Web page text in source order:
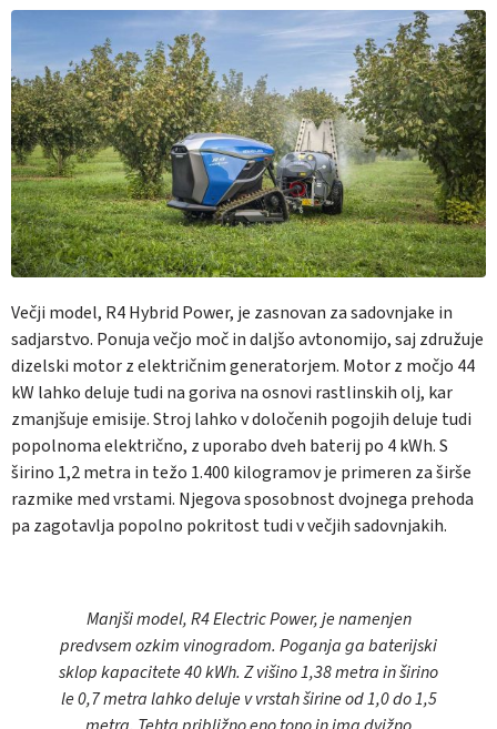
Večji model, R4 Hybrid Power, je zasnovan za sadovnjake in
sadjarstvo. Ponuja večjo moč in daljšo avtonomijo, saj združuje
dizelski motor z električnim generatorjem. Motor z močjo 44
kW lahko deluje tudi na goriva na osnovi rastlinskih olj, kar
zmanjšuje emisije. Stroj lahko v določenih pogojih deluje tudi
popolnoma električno, z uporabo dveh baterij po 4 kWh. S
širino 1,2 metra in težo 1.400 kilogramov je primeren za širše
razmike med vrstami. Njegova sposobnost dvojnega prehoda
pa zagotavlja popolno pokritost tudi v večjih sadovnjakih.
Manjši model, R4 Electric Power, je namenjen
predvsem ozkim vinogradom. Poganja ga baterijski
sklop kapacitete 40 kWh. Z višino 1,38 metra in širino
le 0,7 metra lahko deluje v vrstah širine od 1,0 do 1,5